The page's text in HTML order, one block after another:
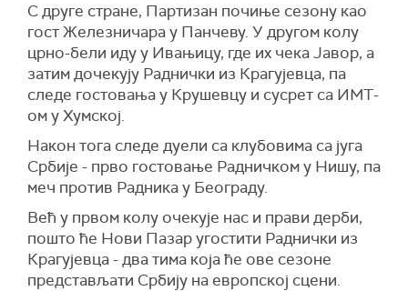
С друге стране, Партизан почиње сезону као
гост Железничара у Панчеву. У другом колу
црно-бели иду у Ивањицу, где их чека Јавор, а
затим дочекују Раднички из Крагујевца, па
следе гостовања у Крушевцу и сусрет са ИМТ-
ом у Хумској.
Након тога следе дуели са клубовима са југа
Србије - прво гостовање Радничком у Нишу, па
меч против Радника у Београду.
Већ у првом колу очекује нас и прави дерби,
пошто ће Нови Пазар угостити Раднички из
Крагујевца - два тима која ће ове сезоне
представљати Србију на европској сцени.